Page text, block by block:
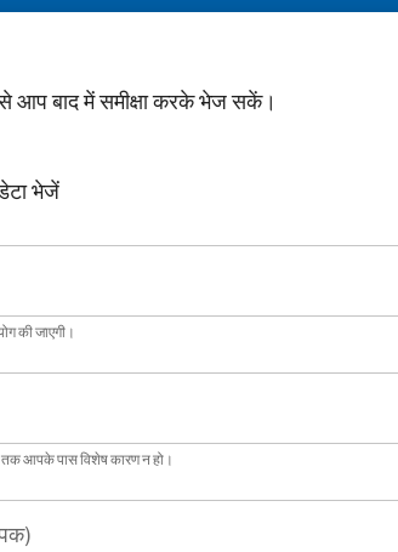
आप बाद में समीक्षा करके भेज सकें।
भेजें
की जाएगी।
आपके पास विशेष कारण न हो।